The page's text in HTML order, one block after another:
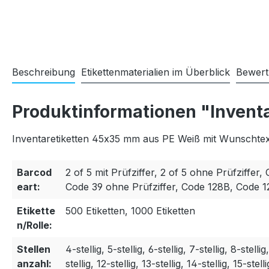
Beschreibung Etikettenmaterialien im Überblick
Produktinformationen
Inventaretiketten 45x35 mm aus PE Weiß mit
Barcod
eart:
2 of 5 mit Prüfziffer, 2 of 5 ohne Prüfziffer,
Code 39 ohne Prüfziffer, Code 128B, Code
Etikette
n/Rolle:
500 Etiketten, 1000 Etiketten
Stellen
anzahl:
4-stellig, 5-stellig, 6-stellig, 7-stellig, 8-
stellig, 12-stellig, 13-stellig, 14-stellig, 15-